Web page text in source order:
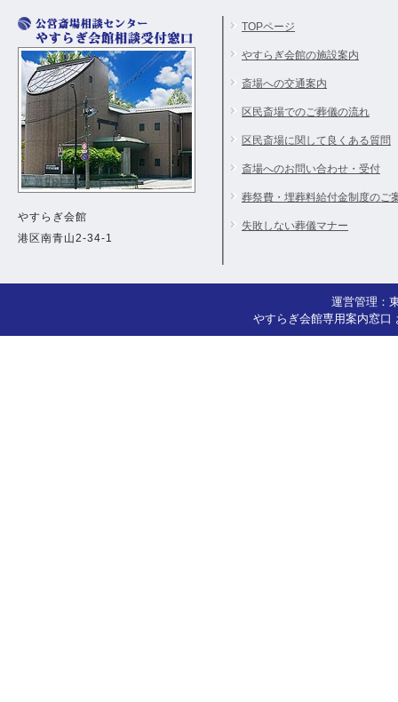
やすらぎ会館
港区南青山2-34-1
TOPページ
やすらぎ会館の施設案内
斎場への交通案内
区民斎場でのご葬儀の流れ
区民斎場に関して良くある質問
斎場へのお問い合わせ・受付
葬祭費・埋葬料給付金制度のご
失敗しない葬儀マナー
運営管理：
やすらぎ会館専用案内窓口